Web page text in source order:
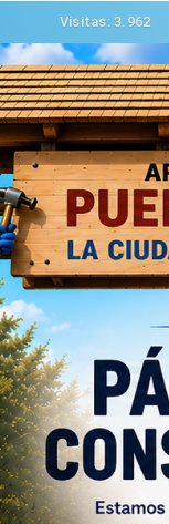
Visitas: 3.962